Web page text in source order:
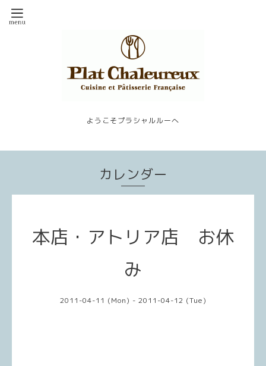
ようこそプラシャルルーへ
カレンダー
本店・アトリア店 お休
み
2011-04-11 (Mon) - 2011-04-12 (Tue)